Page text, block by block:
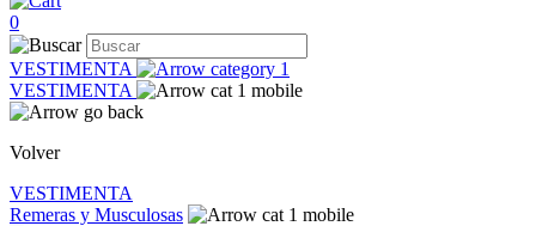
0
VESTIMENTA
VESTIMENTA
Volver
VESTIMENTA
Remeras y Musculosas